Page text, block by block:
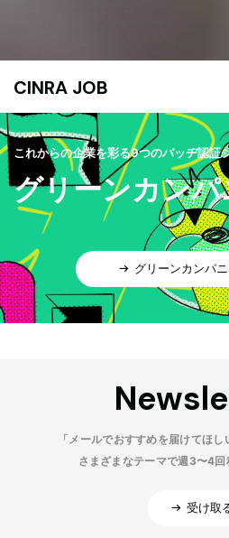
CINRA JOB
これからの企業を彩る9つのバッヂ認証
グリーンカンパ
グリーンカンパ
「メールでおすすめを届けてほし
さまざまなテーマで週3〜4回
受け取